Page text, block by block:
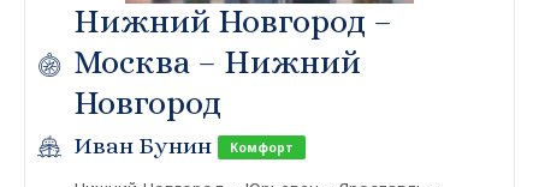
Нижний Новгород –
Москва – Нижний
Новгород
Иван Бунин Комфорт